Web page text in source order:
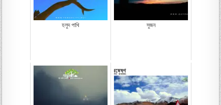
হলুদ পাখি সুজন